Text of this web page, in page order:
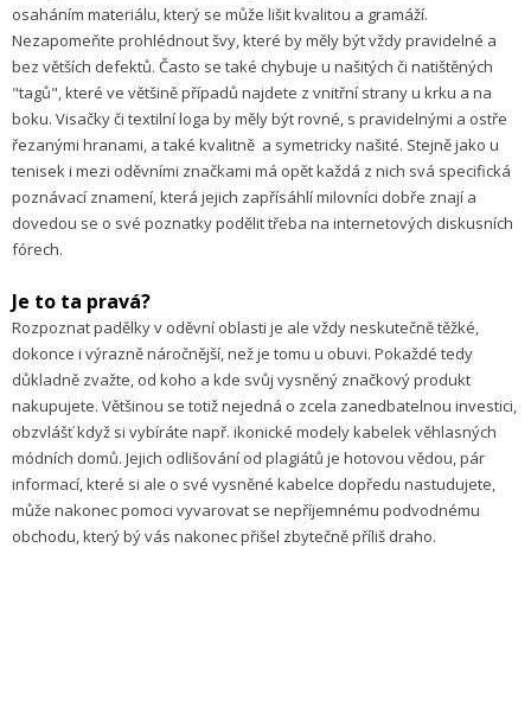
osaháním materiálu, který se může lišit kvalitou a gramáží.
Nezapomeňte prohlédnout švy, které by měly být vždy pravidelné a
bez větších defektů. Často se také chybuje u našitých či natištěných
"tagů", které ve většině případů najdete z vnitřní strany u krku a na
boku. Visačky či textilní loga by měly být rovné, s pravidelnými a ostře
řezanými hranami, a také kvalitně a symetricky našité. Stejně jako u
tenisek i mezi oděvními značkami má opět každá z nich svá specifická
poznávací znamení, která jejich zapřísáhlí milovníci dobře znají a
dovedou se o své poznatky podělit třeba na internetových diskusních
fórech.
Je to ta pravá?
Rozpoznat padělky v oděvní oblasti je ale vždy neskutečně těžké,
dokonce i výrazně náročnější, než je tomu u obuvi. Pokaždé tedy
důkladně zvažte, od koho a kde svůj vysněný značkový produkt
nakupujete. Většinou se totiž nejedná o zcela zanedbatelnou investici,
obzvlášť když si vybíráte např. ikonické modely kabelek věhlasných
módních domů. Jejich odlišování od plagiátů je hotovou vědou, pár
informací, které si ale o své vysněné kabelce dopředu nastudujete,
může nakonec pomoci vyvarovat se nepříjemnému podvodnému
obchodu, který bý vás nakonec přišel zbytečně příliš draho.